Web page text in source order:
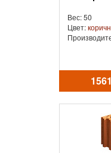
Вес: 50
Цвет: